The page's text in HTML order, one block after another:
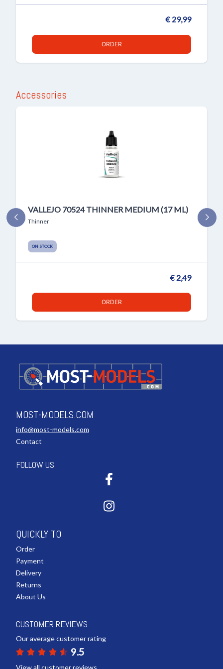
€ 29,99
ORDER
Accessories
VALLEJO 70524 THINNER MEDIUM (17 ML)
Thinner
ON STOCK
€ 2,49
ORDER
MOST-MODELS.COM
info@most-models.com
Contact
FOLLOW US
QUICKLY TO
Order
Payment
Delivery
Returns
About Us
CUSTOMER REVIEWS
Our average customer rating
9.5